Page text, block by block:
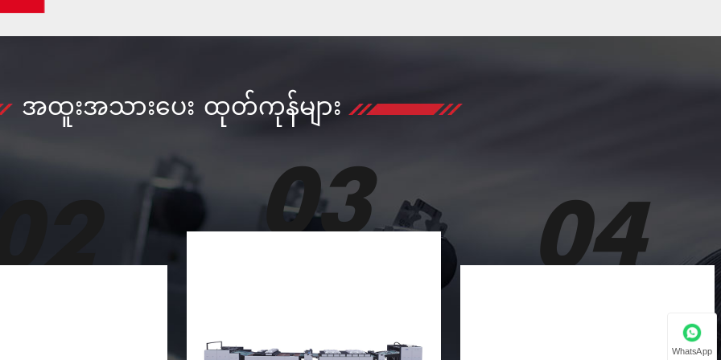
အထူးအသားပေး ထုတ်ကုန်များ
04 05
WhatsApp